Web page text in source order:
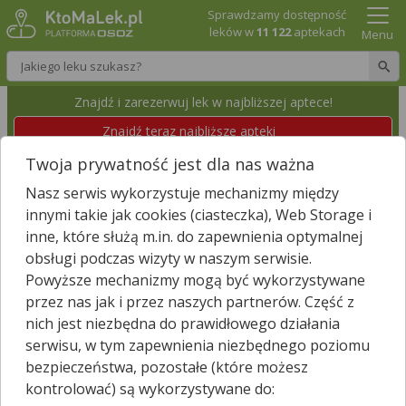
Wpisz nazwę leku
Sprawdzamy dostępność
leków w11 122aptekach Menu
Znajdź i zarezerwuj lek w najbliższej aptece!
Znajdź teraz najbliższe apteki
APTEKA LUBELSKA 1
Jasło, Lwowska 9/11 Wyświetl numer
Id apteki: 870 481 Dzisiaj czynna07:00 – 22:00
Znajdź leki w okolicy i zarezerwuj
Godziny otwarcia
poniedziałek - piątek
Twoja prywatność jest dla nas ważna
Nasz serwis wykorzystuje mechanizmy między
innymi takie jak cookies (ciasteczka), Web Storage i
inne, które służą m.in. do zapewnienia optymalnej
obsługi podczas wizyty w naszym serwisie.
Powyższe mechanizmy mogą być wykorzystywane
przez nas jak i przez naszych partnerów. Część z
nich jest niezbędna do prawidłowego działania
serwisu, w tym zapewnienia niezbędnego poziomu
bezpieczeństwa, pozostałe (które możesz
kontrolować) są wykorzystywane do: